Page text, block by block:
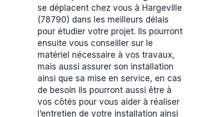
se déplacent chez vous à Hargeville
(78790) dans les meilleurs délais
pour étudier votre projet. Ils pourront
ensuite vous conseiller sur le
matériel nécessaire à vos travaux,
mais aussi assurer son installation
ainsi que sa mise en service, en cas
de besoin ils pourront aussi être à
vos côtés pour vous aider à réaliser
l’entretien de votre installation ainsi